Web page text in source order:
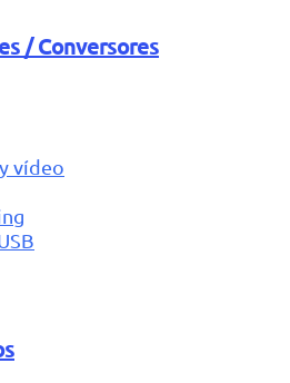
/ Conversores
vídeo